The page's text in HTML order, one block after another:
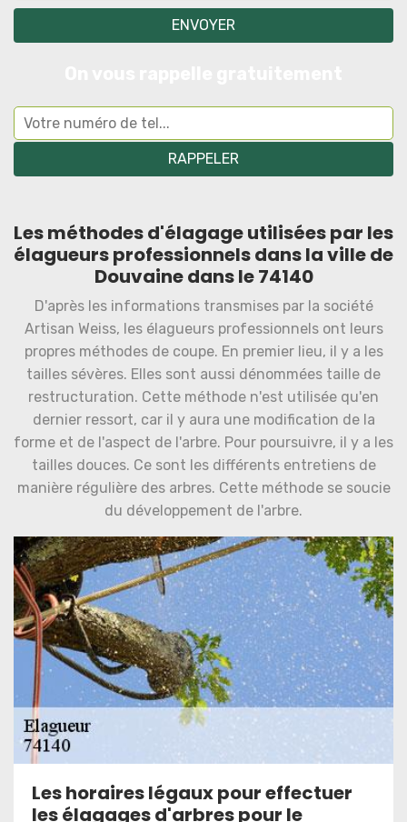
Les méthodes d'élagage utilisées par les
élagueurs professionnels dans la ville de
Douvaine dans le 74140
D'après les informations transmises par la société
Artisan Weiss, les élagueurs professionnels ont leurs
propres méthodes de coupe. En premier lieu, il y a les
tailles sévères. Elles sont aussi dénommées taille de
restructuration. Cette méthode n'est utilisée qu'en
dernier ressort, car il y aura une modification de la
forme et de l'aspect de l'arbre. Pour poursuivre, il y a les
tailles douces. Ce sont les différents entretiens de
manière régulière des arbres. Cette méthode se soucie
du développement de l'arbre.
Les horaires légaux pour effectuer
les élagages d'arbres pour le